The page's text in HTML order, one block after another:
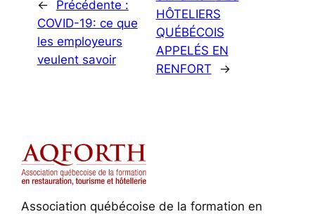
←
Précédente :
COVID-19: ce que
les employeurs
veulent savoir
HÔTELIERS
QUÉBÉCOIS
APPELÉS EN
RENFORT
→
Association québécoise de la formation en